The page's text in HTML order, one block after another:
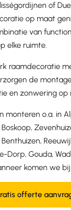
of
op maat
van
elke ruimte.
raamdecoratie
de
en zonwering op
monteren o.a. in
Dorp, Gouda,
komen we
offerte